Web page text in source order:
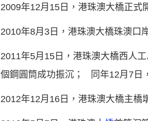
2009年12月15日，港珠澳大橋正式
2010年8月3日，港珠澳大橋珠澳口
2011年5月15日，港珠澳大橋西人
個鋼圓筒成功振沉； 同年12月7日
2012年12月16日，港珠澳大橋主橋